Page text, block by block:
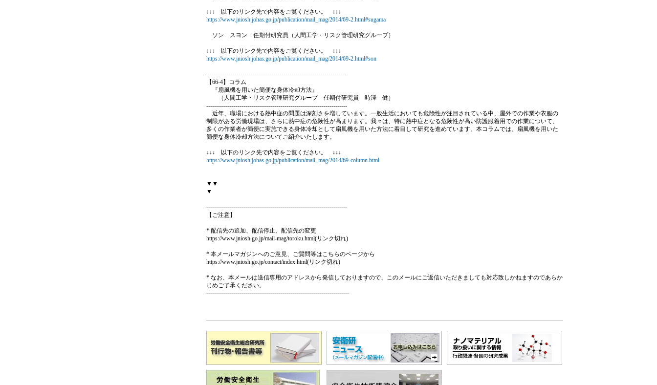
↓↓↓ 以下のリンク先で内容をご覧ください。 ↓↓↓
https://www.jniosh.johas.go.jp/publication/mail_mag/2014/69-2.html#sugama
ソン スヨン 任期付研究員（人間工学・リスク管理研究グループ）
↓↓↓ 以下のリンク先で内容をご覧ください。 ↓↓↓
https://www.jniosh.johas.go.jp/publication/mail_mag/2014/69-2.html#son
------------------------------------------------------------------------
【66-4】コラム
『扇風機を用いた簡便な身体冷却方法』
（人間工学・リスク管理研究グループ 任期付研究員 時澤 健）
------------------------------------------------------------------------
近年、職場における熱中症の問題は深刻さを増しています。一般生活においても危険性が注目されている中、屋外での作業や衣服の
制限がある労働現場は、さらに熱中症の危険性が高まります。我々は、特に熱中症となる危険性が高い防護服着用での作業について、
多くの作業者が簡便に実施できる身体冷却として扇風機を用いた方法に着目して研究を進めています。本コラムでは、扇風機を用いた
簡便な身体冷却方法についてご紹介いたします。
↓↓↓ 以下のリンク先で内容をご覧ください。 ↓↓↓
https://www.jniosh.johas.go.jp/publication/mail_mag/2014/69-column.html
▼▼
▼
------------------------------------------------------------------------
【ご注意】
* 配信先の追加、配信停止、配信先の変更
https://www.jniosh.go.jp/mail-mag/toroku.html(リンク切れ)
* 本メールマガジンへのご意見、ご質問等はこちらのページから
https://www.jniosh.go.jp/contact/index.html(リンク切れ)
* なお、本メールは送信専用のアドレスから発信しておりますので、このメールにご返信いただきましても対応致しかねますのであらか
じめご了承ください。
-------------------------------------------------------------------------